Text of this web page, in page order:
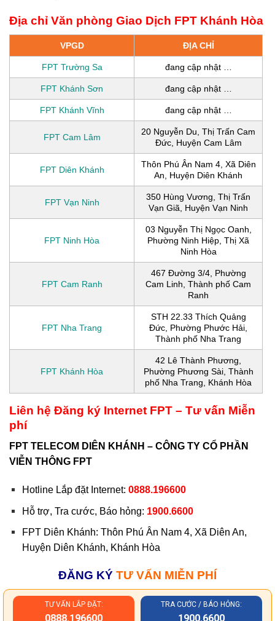
Địa chỉ Văn phòng Giao Dịch FPT Khánh Hòa
VPGD ĐỊA CHỈ
FPT Trường Sa đang cập nhật …
FPT Khánh Sơn đang cập nhật …
FPT Khánh Vĩnh đang cập nhật …
FPT Cam Lâm
20 Nguyễn Du, Thị Trấn Cam
Đức, Huyện Cam Lâm
FPT Diên Khánh
Thôn Phú Ân Nam 4, Xã Diên
An, Huyện Diên Khánh
FPT Vạn Ninh
350 Hùng Vương, Thị Trấn
Vạn Giã, Huyện Vạn Ninh
FPT Ninh Hòa
03 Nguyễn Thị Ngọc Oanh,
Phường Ninh Hiệp, Thị Xã
Ninh Hòa
FPT Cam Ranh
467 Đường 3/4, Phường
Cam Linh, Thành phố Cam
Ranh
FPT Nha Trang
STH 22.33 Thích Quảng
Đức, Phường Phước Hải,
Thành phố Nha Trang
FPT Khánh Hòa
42 Lê Thành Phương,
Phường Phương Sài, Thành
phố Nha Trang, Khánh Hòa
Liên hệ Đăng ký Internet FPT – Tư vấn Miễn
phí
FPT TELECOM DIÊN KHÁNH – CÔNG TY CỔ PHẦN
VIỄN THÔNG FPT
Hotline Lắp đặt Internet: 0888.196600
Hỗ trợ, Tra cước, Báo hỏng: 1900.6600
FPT Diên Khánh: Thôn Phú Ân Nam 4, Xã Diên An,
Huyện Diên Khánh, Khánh Hòa
ĐĂNG KÝ TƯ VẤN MIỄN PHÍ
TƯ VẤN LẮP ĐẶT:
0888.196600
TRA CƯỚC / BÁO HỎNG:
1900.6600